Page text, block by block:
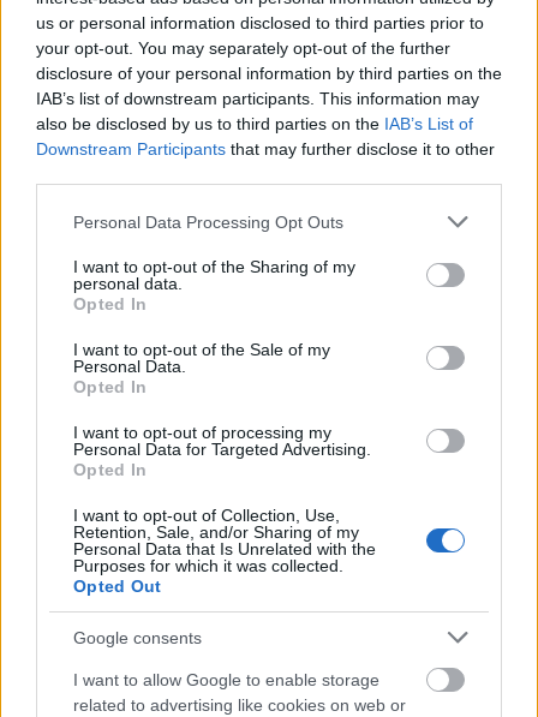
us or personal information disclosed to third parties prior to
your opt-out. You may separately opt-out of the further
disclosure of your personal information by third parties on the
IAB’s list of downstream participants. This information may
also be disclosed by us to third parties on the IAB’s List of
Downstream Participants that may further disclose it to other
Please note that this website/app uses one or more Google
not limited to your visit or usage behaviour. You may click to
grant or deny consent to Google and its third-party tags to
use your data for below specified purposes in below Google
consent section.
Personal Data Processing Opt Outs
I want to opt-out of the Sharing of my
personal data.
Opted In
I want to opt-out of the Sale of my
Personal Data.
Opted In
I want to opt-out of processing my
Personal Data for Targeted Advertising.
Opted In
I want to opt-out of Collection, Use,
Retention, Sale, and/or Sharing of my
Personal Data that Is Unrelated with the
Purposes for which it was collected.
Opted Out
Google consents
I want to allow Google to enable storage
related to advertising like cookies on web or
dvdnews•2013. december 14.
Wes Anderson legújabb filmjének magyar előzetese
idekattintva tekinthető meg.